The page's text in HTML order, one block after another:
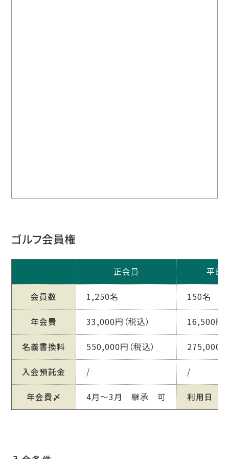
ゴルフ会員権
正会員 平日
会員数 1,250名 150名
年会費 33,000円（税込） 16,500円
名義書換料 550,000円（税込） 275,000円
入会預託金 / /
年会費〆 4月～3月 継承 可 利用日